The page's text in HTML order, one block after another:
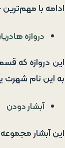
ادامه با
دروازه
این دروازه که
به این نام شهرت
آبشار دودن
این آبشار مجموعه‌ای از